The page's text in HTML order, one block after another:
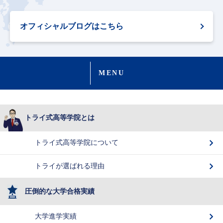
オフィシャルブログはこちら
MENU
トライ式高等学院とは
トライ式高等学院について
トライが選ばれる理由
圧倒的な大学合格実績
大学進学実績